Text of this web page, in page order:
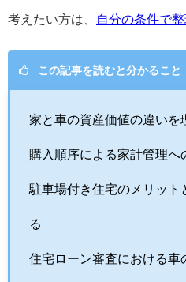
考えたい方は、 自分の条件で
この記事を読むと分かること
家と車の資産価値の違いを
購入順序による家計管理へ
駐車場付き住宅のメリット
る
住宅ローン審査における車